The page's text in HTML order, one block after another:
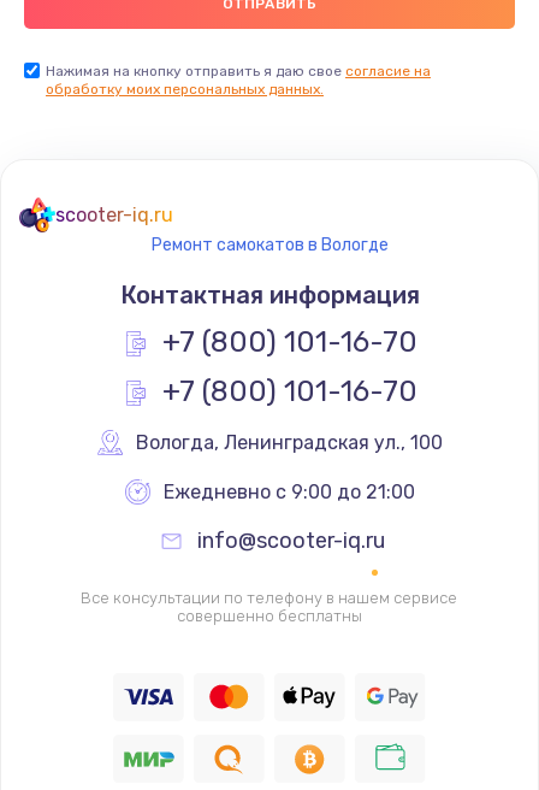
Заказать
Замена термостата
1200 руб.
Заказать
Замена реле
Замена термопредохранителя
700 руб.
Заказать
2500 руб.
Нажимая на кнопку отправить я даю свое согласие на
обработку моих персональных данных.
scooter-iq.ru
Ремонт самокатов в Вологде
Контактная информация
+7 (800) 101-16-70
+7 (800) 101-16-70
Вологда, Ленинградская ул., 100
Ежедневно с 9:00 до 21:00
info@scooter-iq.ru
Все консультации по телефону в нашем сервисе
совершенно бесплатны